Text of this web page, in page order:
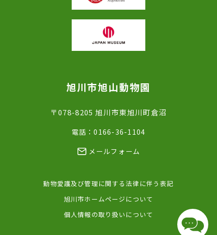
チャ
旭川市旭山動物園
〒078-8205 旭川市東旭川町倉沼
電話：0166-36-1104
メールフォーム
動物愛護及び管理に関する法律に伴う表記
旭川市ホームページについて
個人情報の取り扱いについて